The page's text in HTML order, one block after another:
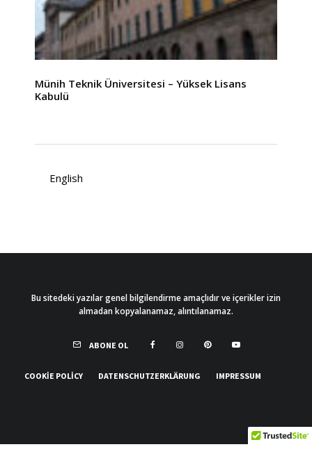
Münih Teknik Üniversitesi – Yüksek Lisans
Kabulü
English
Bu sitedeki yazılar genel bilgilendirme amaçlıdır ve içerikler izin
almadan kopyalanamaz, alıntılanamaz.
ABONE OL
COOKIE POLICY DATENSCHUTZERKLÄRUNG IMPRESSUM